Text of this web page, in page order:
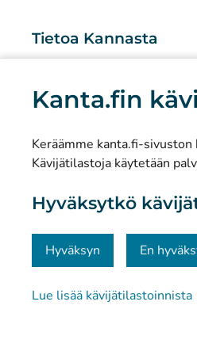
Kanta.fin
Keräämme kanta.fi-
Kävijätilastoja käytetään
Hyväksytkö
Hyväksyn En
Lue lisää kävijätilastoinnista
Tietoa Kannasta
Tutkimus ja tiedolla
Tietosuoja ja saavutettavuus
Viestintä ja sosiaalinen
© Kanta-Palvelut,